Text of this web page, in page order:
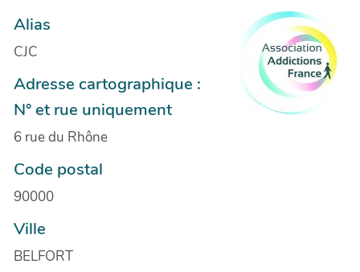
Alias
CJC
Adresse cartographique :
N° et rue uniquement
6 rue du Rhône
Code postal
90000
Ville
BELFORT